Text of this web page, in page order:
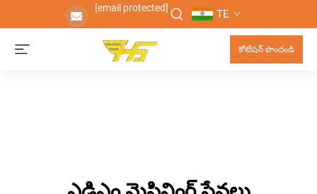
[email protected] TE
కోటేషన్ పొందండి